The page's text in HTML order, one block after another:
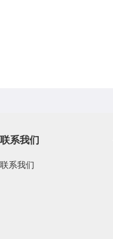
联系我们
联系我们